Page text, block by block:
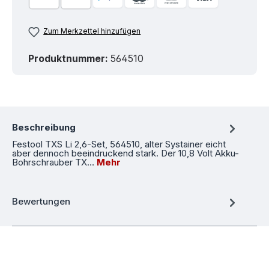
Zum Merkzettel hinzufügen
Produktnummer: 564510
Beschreibung
Festool TXS Li 2,6-Set, 564510, alter Systainer eicht
aber dennoch beeindruckend stark. Der 10,8 Volt Akku-
Bohrschrauber TX… Mehr
Bewertungen